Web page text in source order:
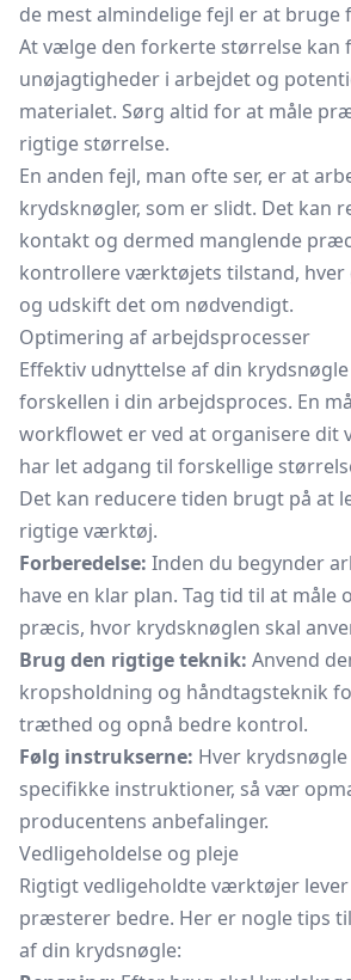
de mest almindelige fejl er at
At vælge den forkerte størrelse kan
unøjagtigheder i arbejdet og
materialet. Sørg altid for at måle
rigtige størrelse.
En anden fejl, man ofte ser, er at
krydsknøgler, som er slidt. Det kan
kontakt og dermed manglende
kontrollere værktøjets tilstand, hver
og udskift det om nødvendigt.
Optimering af arbejdsprocesser
Effektiv udnyttelse af din
forskellen i din arbejdsproces. En
workflowet er ved at organisere dit
har let adgang til forskellige
Det kan reducere tiden brugt på at
rigtige værktøj.
Forberedelse: Inden du begynder
have en klar plan. Tag tid til at måle
præcis, hvor krydsknøglen skal
Brug den rigtige teknik: Anvend
kropsholdning og håndtagsteknik
træthed og opnå bedre kontrol.
Følg instrukserne: Hver
specifikke instruktioner, så vær
producentens anbefalinger.
Vedligeholdelse og pleje
Rigtigt vedligeholdte værktøjer
præsterer bedre. Her er nogle tips
af din krydsnøgle: